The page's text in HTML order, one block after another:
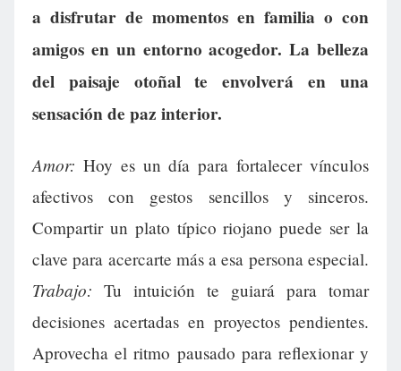
a disfrutar de momentos en familia o con
amigos en un entorno acogedor. La belleza
del paisaje otoñal te envolverá en una
sensación de paz interior.
Amor: Hoy es un día para fortalecer vínculos
afectivos con gestos sencillos y sinceros.
Compartir un plato típico riojano puede ser la
clave para acercarte más a esa persona especial.
Trabajo: Tu intuición te guiará para tomar
decisiones acertadas en proyectos pendientes.
Aprovecha el ritmo pausado para reflexionar y